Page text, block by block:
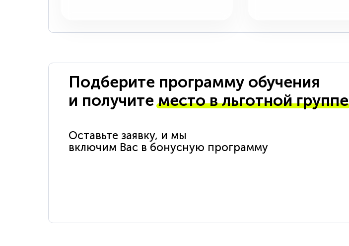
Подберите программу обучения
и получитеместо в льготной группе
Оставьте заявку, и мы
включим Вас в бонусную программу